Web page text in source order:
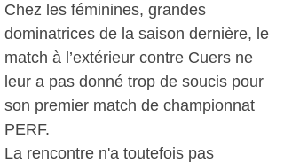
Chez les féminines, grandes
dominatrices de la saison dernière, le
match à l’extérieur contre Cuers ne
leur a pas donné trop de soucis pour
son premier match de championnat
PERF.
La rencontre n'a toutefois pas